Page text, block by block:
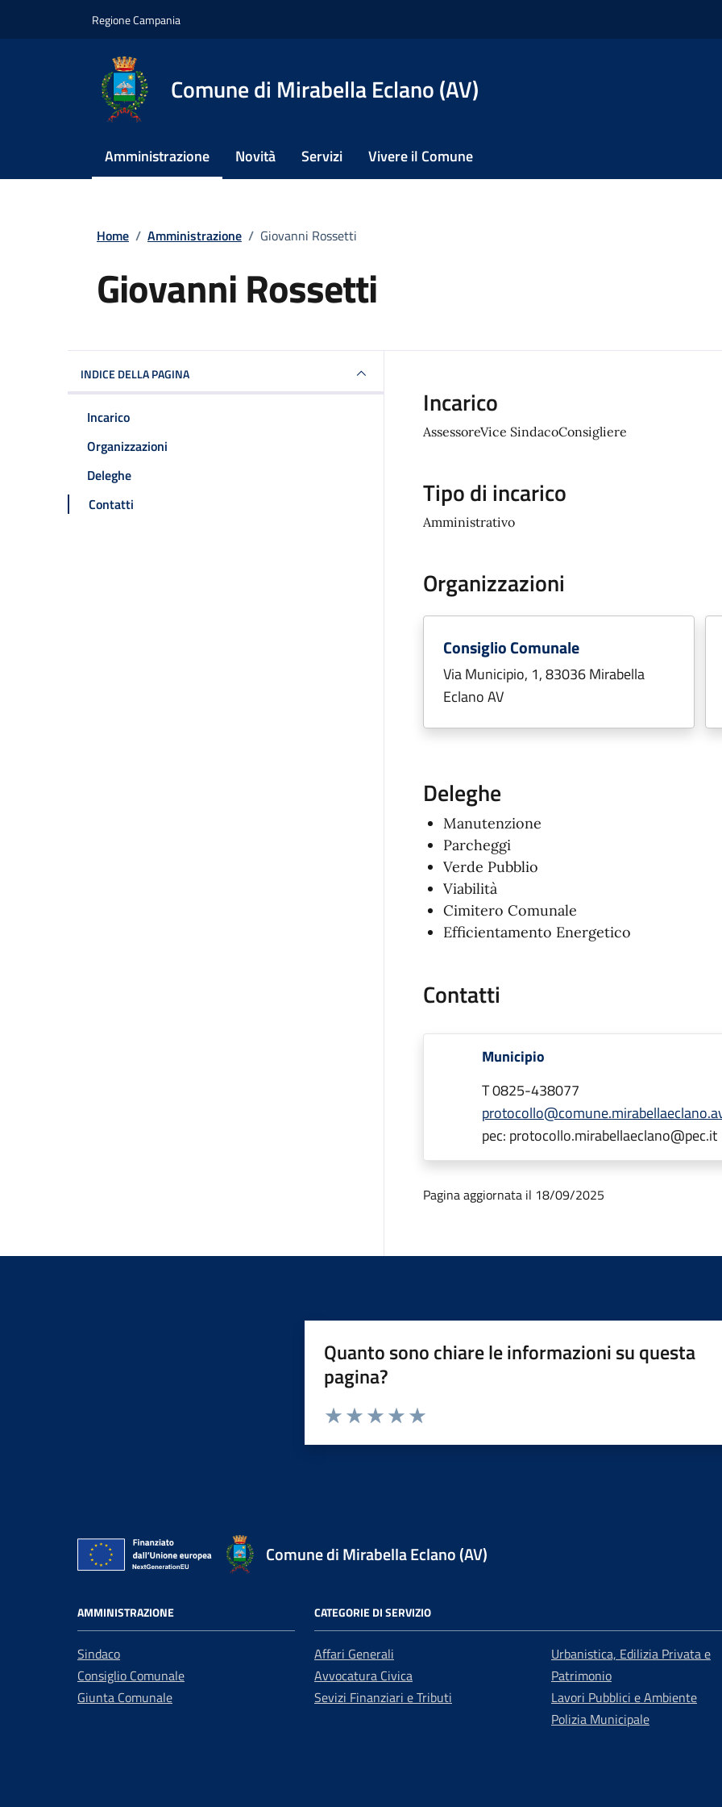
Regione Campania
Comune di Mirabella Eclano (AV)
Amministrazione Novità Servizi Vivere il Comune
Home / Amministrazione / Giovanni Rossetti
Giovanni Rossetti
INDICE DELLA PAGINA
Incarico
Organizzazioni
Deleghe
Contatti
Incarico
AssessoreVice SindacoConsigliere
Tipo di incarico
Amministrativo
Organizzazioni
Consiglio Comunale
Via Municipio, 1, 83036 Mirabella
Eclano AV
Deleghe
Manutenzione
Parcheggi
Verde Pubblio
Viabilità
Cimitero Comunale
Efficientamento Energetico
Contatti
Municipio
T 0825-438077
pec: protocollo.mirabellaeclano@pec.it
Pagina aggiornata il 18/09/2025
Quanto sono chiare le informazioni su questa
pagina?
Comune di Mirabella Eclano (AV)
AMMINISTRAZIONE
Sindaco
Consiglio Comunale
Giunta Comunale
CATEGORIE DI SERVIZIO
Affari Generali
Avvocatura Civica
Sevizi Finanziari e Tributi
Urbanistica, Edilizia Privata e
Patrimonio
Lavori Pubblici e Ambiente
Polizia Municipale